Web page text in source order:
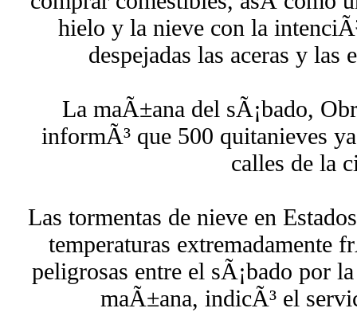
hielo y la nieve con la
despejadas las aceras y las
La maÃ±ana del sÃ¡bado,
informÃ³ que 500 quitanieves
calles de la
Las tormentas de nieve en
temperaturas extremadamente
peligrosas entre el sÃ¡bado por
maÃ±ana, indicÃ³ el